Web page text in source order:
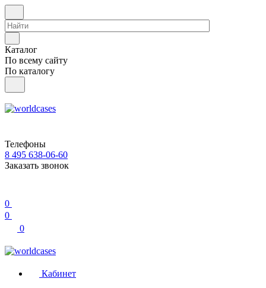
Каталог
По всему сайту
По каталогу
Телефоны
8 495 638-06-60
Заказать звонок
0
0
0
Кабинет